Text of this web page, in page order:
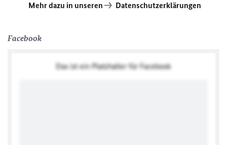
Mehr dazu in unseren
Datenschutzerklärungen
Facebook
Das ist ein Platzhalter für Facebook